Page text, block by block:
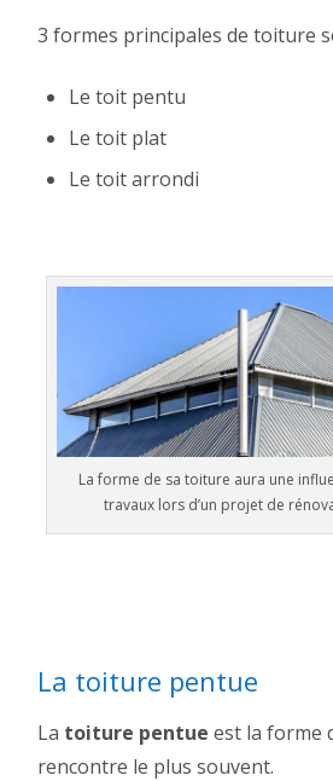
3 formes principales de toiture
Le toit pentu
Le toit plat
Le toit arrondi
La forme de sa toiture aura une
travaux lors d’un projet de
La toiture pentue
La toiture pentue est la forme
rencontre le plus souvent.